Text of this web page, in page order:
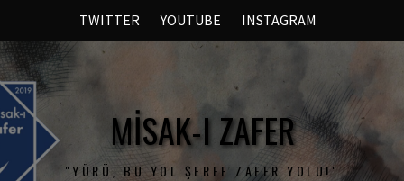
TWITTER YOUTUBE INSTAGRAM
MISAK-I ZAFER
"YÜRÜ, BU YOL ŞEREF ZAFER YOLU!"